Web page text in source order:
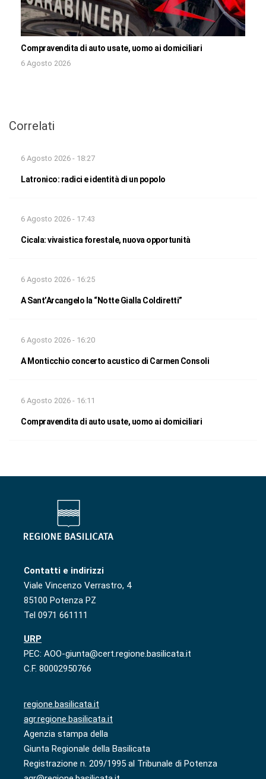
Compravendita di auto usate, uomo ai domiciliari
6 Agosto 2026
Correlati
6 Agosto 2026 - 18:27
Latronico: radici e identità di un popolo
6 Agosto 2026 - 17:43
Cicala: vivaistica forestale, nuova opportunità
6 Agosto 2026 - 16:25
A Sant’Arcangelo la “Notte Gialla Coldiretti”
6 Agosto 2026 - 16:20
A Monticchio concerto acustico di Carmen Consoli
6 Agosto 2026 - 16:11
Compravendita di auto usate, uomo ai domiciliari
Contatti e indirizzi
Viale Vincenzo Verrastro, 4
85100 Potenza PZ
Tel 0971 661111
URP
PEC: AOO-giunta@cert.regione.basilicata.it
C.F. 80002950766
regione.basilicata.it
agr.regione.basilicata.it
Agenzia stampa della
Giunta Regionale della Basilicata
Registrazione n. 209/1995 al Tribunale di Potenza